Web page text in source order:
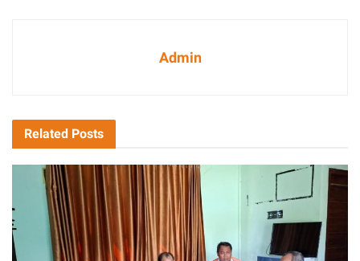
Admin
Related Posts